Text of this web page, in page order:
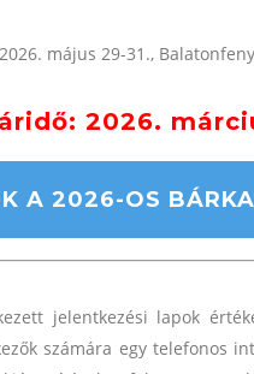
május 29-31.,
2026.
A 2026-OS
jelentkezési lapok
számára egy telefonos